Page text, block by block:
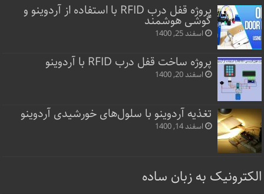
پروژه قفل‌ درب RFID با استفاده از آردوینو و
گوشی هوشمند
اسفند 25, 1400
پروژه ساخت قفل‌ درب RFID با آردوینو
اسفند 20, 1400
تغذیه آردوینو با سلول‌های خورشیدی آردوینو
اسفند 14, 1400
الکترونیک به زبان ساده